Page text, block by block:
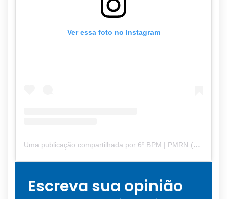
Ver essa foto no Instagram
Uma publicação compartilhada por 6º BPM | PMRN (@6bpm.pmrn)
Escreva sua opinião